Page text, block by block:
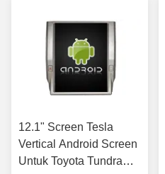
12.1" Screen Tesla
Vertical Android Screen
Untuk Toyota Tundra